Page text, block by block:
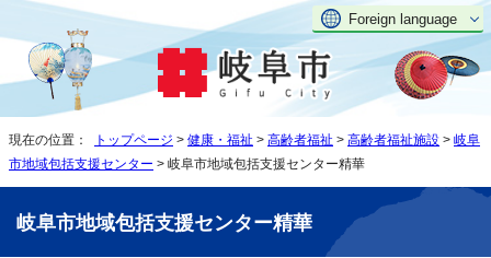
Foreign language
現在の位置： トップページ > 健康・福祉 > 高齢者福祉 > 高齢者福祉施設 > 岐阜
市地域包括支援センター > 岐阜市地域包括支援センター精華
岐阜市地域包括支援センター精華